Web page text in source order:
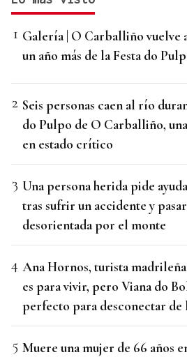
Galería | O Carballiño vuelve
un año más de la Festa do
Seis personas caen al río
do Pulpo de O Carballiño,
en estado crítico
Una persona herida pide
tras sufrir un accidente y
desorientada por el monte
Ana Hornos, turista
es para vivir, pero Viana do
perfecto para desconectar de
Muere una mujer de 66 años